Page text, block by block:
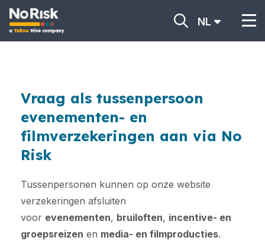
NL
Vraag als tussenpersoon
evenementen- en
filmverzekeringen aan via No
Risk
Tussenpersonen kunnen op onze website
verzekeringen afsluiten
voor evenementen, bruiloften, incentive- en
groepsreizen en media- en filmproducties.